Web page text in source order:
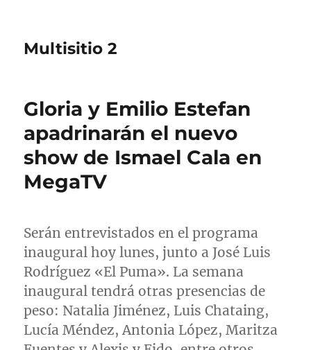
Multisitio 2
Gloria y Emilio Estefan
apadrinarán el nuevo
show de Ismael Cala en
MegaTV
Serán entrevistados en el programa
inaugural hoy lunes, junto a José Luis
Rodríguez «El Puma». La semana
inaugural tendrá otras presencias de
peso: Natalia Jiménez, Luis Chataing,
Lucía Méndez, Antonia López,Maritza